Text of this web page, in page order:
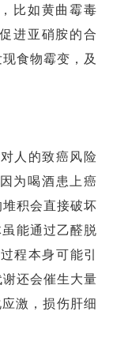
比如黄曲霉毒
进亚硝胺的合
食物霉变，及
人的致癌风险
为喝酒患上癌
积会直接破坏
能通过乙醛脱
程本身可能引
还会催生大量
激，损伤肝细